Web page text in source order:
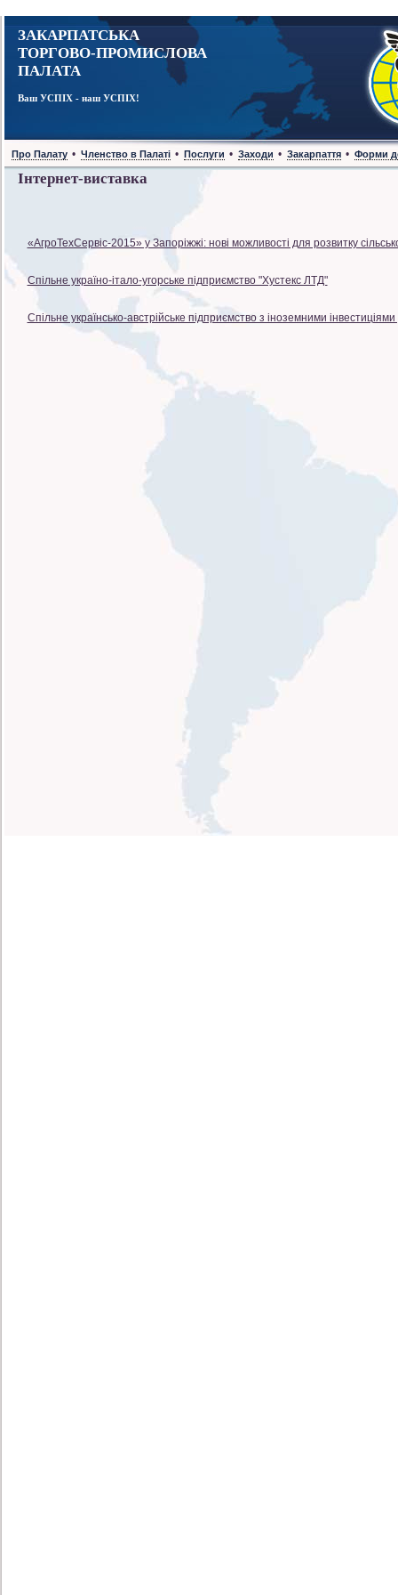
ЗАКАРПАТСЬКА
ТОРГОВО-ПРОМИСЛОВА
ПАЛАТА
Ваш УСПІХ - наш УСПІХ!
Про Палату • Членство в Палаті • Послуги • Заходи • Закарпаття • Форми
Iнтернет-виставка
«АгроТехСервіс-2015» у Запоріжжі: нові можливості для розвитку
Cпільне україно-італо-угорське підприємство "Хустекс ЛТД"
Спільне українсько-австрійське підприємство з іноземними